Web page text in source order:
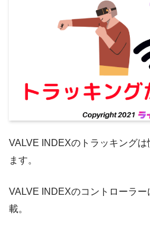
VALVE INDEXのトラッキングは
ます。
VALVE INDEXのコントローラ
載。